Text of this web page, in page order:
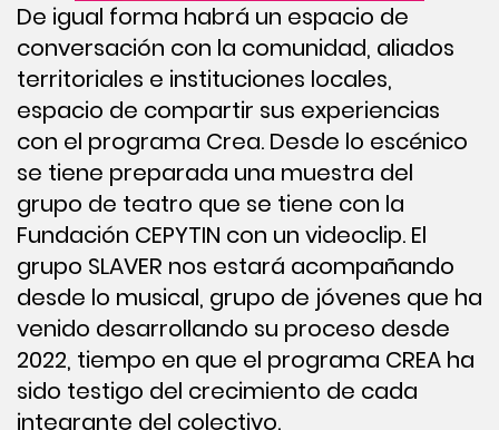
De igual forma habrá un espacio de
conversación con la comunidad, aliados
territoriales e instituciones locales,
espacio de compartir sus experiencias
con el programa Crea. Desde lo escénico
se tiene preparada una muestra del
grupo de teatro que se tiene con la
Fundación CEPYTIN con un videoclip. El
grupo SLAVER nos estará acompañando
desde lo musical, grupo de jóvenes que ha
venido desarrollando su proceso desde
2022, tiempo en que el programa CREA ha
sido testigo del crecimiento de cada
integrante del colectivo.